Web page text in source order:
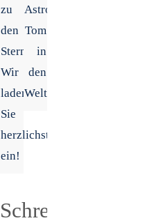
zu
den
Sternen.
Wir
laden
Sie
herzlichst
ein!
Astromaus
Tom
in
den
Weltraum
Schreibe